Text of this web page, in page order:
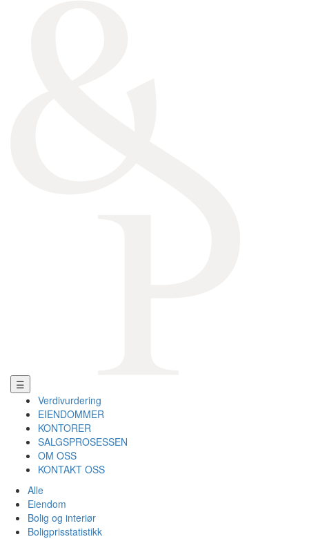
☰
Verdivurdering
EIENDOMMER
KONTORER
SALGSPROSESSEN
OM OSS
KONTAKT OSS
Alle
Eiendom
Bolig og interiør
Boligprisstatistikk